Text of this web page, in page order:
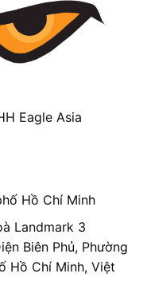
Eagle Asia
Hồ Chí Minh
Landmark 3
Biên Phủ, Phường
Hồ Chí Minh, Việt